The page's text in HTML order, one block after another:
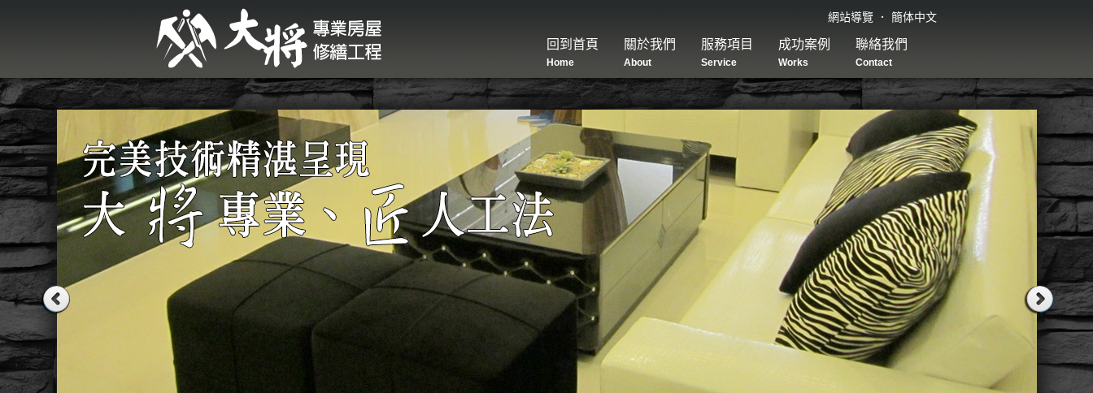
網站導覽 ． 簡体中文
回到首頁
Home
關於我們
About
服務項目
Service
成功案例
Works
聯絡我們
Contact